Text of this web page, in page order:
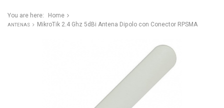
You are here: Home
ANTENAS MikroTik 2.4 Ghz 5dBi Antena Dipolo con Conector RPSMA